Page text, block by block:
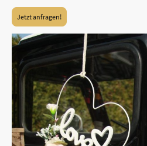
Jetzt anfragen!